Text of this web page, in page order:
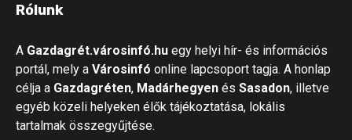
Rólunk
A Gazdagrét.városinfó.hu egy helyi hír- és információs
portál, mely a Városinfó online lapcsoport tagja. A honlap
célja a Gazdagréten, Madárhegyen és Sasadon, illetve
egyéb közeli helyeken élők tájékoztatása, lokális
tartalmak összegyűjtése.